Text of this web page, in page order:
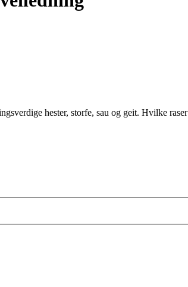
hester, storfe, sau og geit. Hvilke